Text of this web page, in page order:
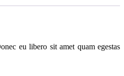
eu libero sit amet quam egestas